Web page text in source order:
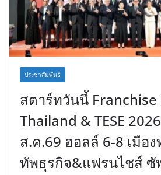
ประชาสัมพันธ์
สตาร์ทวันนี้ Franchise
Thailand & TESE
ส.ค.69 ฮอลล์ 6-8 เมือ
ทัพธุรกิจ&แฟรนไชส์ ซั